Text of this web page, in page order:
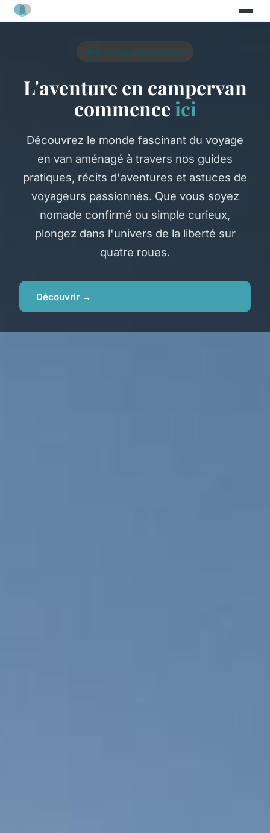
🚐 Le magazine référence
L'aventure en campervan
commence ici
Découvrez le monde fascinant du voyage
en van aménagé à travers nos guides
pratiques, récits d'aventures et astuces de
voyageurs passionnés. Que vous soyez
nomade confirmé ou simple curieux,
plongez dans l'univers de la liberté sur
quatre roues.
Découvrir →